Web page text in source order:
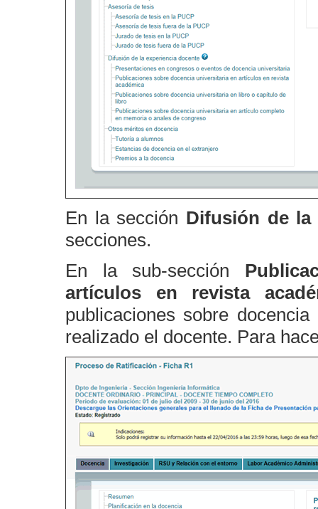
En la sección Difusión de
secciones.
En la sub-sección
artículos en revista
publicaciones sobre
realizado el docente. Para